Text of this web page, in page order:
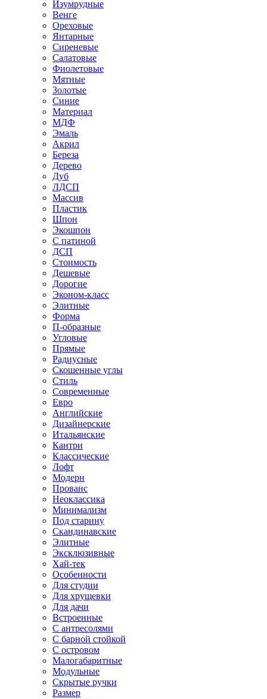
Изумрудные
Венге
Ореховые
Янтарные
Сиреневые
Салатовые
Фиолетовые
Мятные
Золотые
Синие
Материал
МДФ
Эмаль
Акрил
Береза
Дерево
Дуб
ЛДСП
Массив
Пластик
Шпон
Экошпон
С патиной
ДСП
Стоимость
Дешевые
Дорогие
Эконом-класс
Элитные
Форма
П-образные
Угловые
Прямые
Радиусные
Скошенные углы
Стиль
Современные
Евро
Английские
Дизайнерские
Итальянские
Кантри
Классические
Лофт
Модерн
Прованс
Неоклассика
Минимализм
Под старину
Скандинавские
Элитные
Эксклюзивные
Хай-тек
Особенности
Для студии
Для хрущевки
Для дачи
Встроенные
С антресолями
С барной стойкой
С островом
Малогабаритные
Модульные
Скрытые ручки
Размер